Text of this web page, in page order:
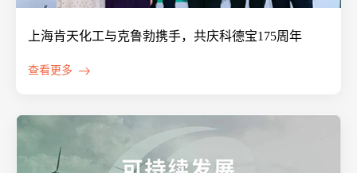
上海肯天化工与克鲁勃携手，共庆科德宝175周年
查看更多